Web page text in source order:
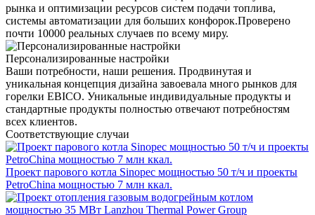
рынка и оптимизации ресурсов систем подачи топлива,
системы автоматизации для больших конфорок.Проверено
почти 10000 реальных случаев по всему миру.
Персонализированные настройки
Ваши потребности, наши решения. Продвинутая и
уникальная концепция дизайна завоевала много рынков для
горелки EBICO. Уникальные индивидуальные продукты и
стандартные продукты полностью отвечают потребностям
всех клиентов.
Соответствующие случаи
Проект парового котла Sinopec мощностью 50 т/ч и проекты
PetroChina мощностью 7 млн ккал.